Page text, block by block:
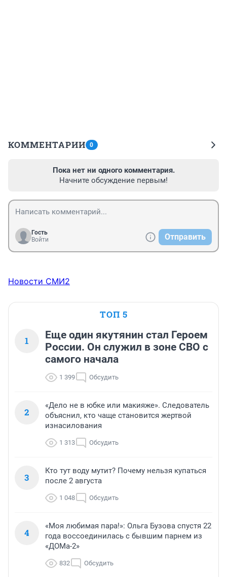
КОММЕНТАРИИ 0
Пока нет ни одного комментария.
Начните обсуждение первым!
Гость
Войти
Отправить
Новости СМИ2
ТОП 5
1
Еще один якутянин стал Героем
России. Он служил в зоне СВО с
самого начала
1 399 Обсудить
2
«Дело не в юбке или макияже». Следователь
объяснил, кто чаще становится жертвой
изнасилования
1 313 Обсудить
3
Кто тут воду мутит? Почему нельзя купаться
после 2 августа
1 048 Обсудить
4
«Моя любимая пара!»: Ольга Бузова спустя 22
года воссоединилась с бывшим парнем из
«ДОМа-2»
832 Обсудить